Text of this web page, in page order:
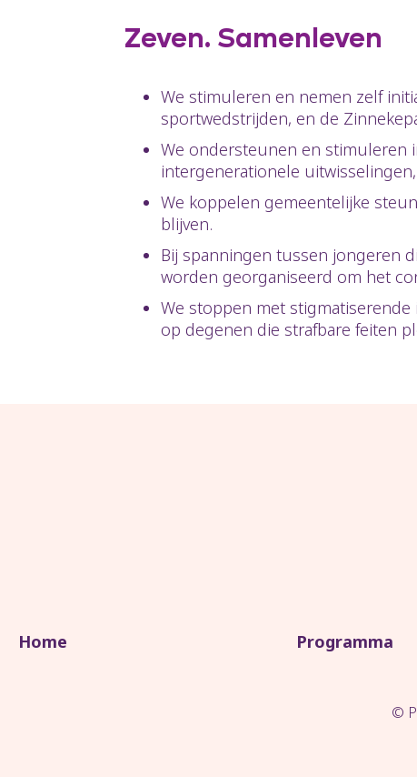
Zeven. Samenleven
We stimuleren en nemen zelf
sportwedstrijden, en de
We ondersteunen en stimuleren
intergenerationele
We koppelen gemeentelijke
blijven.
Bij spanningen tussen jongeren
worden georganiseerd om het
We stoppen met
op degenen die strafbare feiten
Home Programma
©